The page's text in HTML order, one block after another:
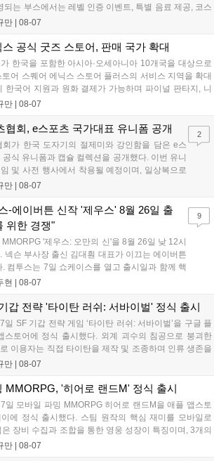
되는 부스에서는 레벨 인증 이벤트, 특별 음료 제공, 코스
등 다채로운 행사가 진행된다. 유명 코스어 7인이 캐릭
식 커뮤니티에서 확인 가능하다....
만 | 08-07
공식 굿즈 스토어, 판매 국가 확대
한국을 포함한 아시아·오세아니아 10개국을 대상으로
토어 스퀘어 에닉스 스토어 플러스의 서비스 지역을 확대
한국어 지원과 원화 결제가 가능하며 파이널 판타지, 니
의 피규어, 굿즈를 구매할 수 있습니다. 신상품이 순차적
만 | 08-07
협회, e스포츠 국가대표 유니폼 공개
회가 한국 도자기의 절제미와 강인함을 담은 e스
공식 유니폼과 캡슐 컬렉션을 공개했다. 이번 유니
및 사전 행사에서 착용될 예정이며, 일상복으로
오는 8월 28일부터 골스튜디오 공식 홈페이지
따라 별도의 유니폼을 착용할 계획이다....
만 | 08-07
2
-에이버튼 신작 '제우스' 8월 26일 출
위한 경쟁"
'제우스: 오만의 신'을 8월 26일 낮 12시
넥슨 부사장 출신 김대훤 대표가 이끄는 에이버튼
. 컴투스는 7일 쇼케이스를 열고 출시일과 함께 핵
화 정책, 운영 방향을 공개했다. 캐릭터명 선점은
열이...
현 | 08-07
9
갑 전략 '타이탄 러쉬: 서바이벌' 정식 출시
일 SF 기갑 전략 게임 ‘타이탄 러쉬: 서바이벌’을 구글 플
스토어에 정식 출시했다. 외계 괴수의 침공으로 붕괴한
이용자는 직접 타이탄을 제작 및 조종하며 인류 생존을
다. 지휘관 모집, 피난처 운영, 연맹 협동 콘텐츠가 특징
한다. 상세 내용은 공식 커뮤니티에서 확인 가능하다....
만 | 08-07
MMORPG, '히어로 랜드M' 정식 출시
일 모바일 파밍 MMORPG 히어로 랜드M을 애플 앱스토
에 정식 출시했다. 스팀 원작의 핵심 재미를 모바일로
장비 수집과 조합을 통한 영웅 성장이 특징이며, 3개의
용한 전략적 전투와 길드전 등 다양한 콘텐츠를 제공한
만 | 08-07